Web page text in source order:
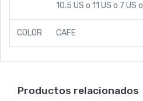
10.5 US o 11 US o 7 US o
COLOR CAFE
Productos relacionados